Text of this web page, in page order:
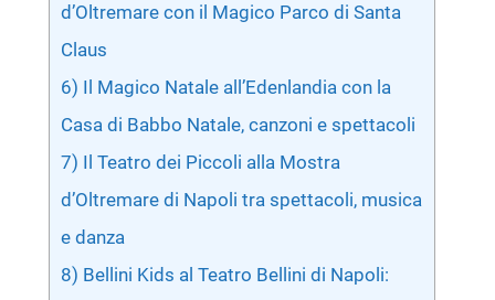
d’Oltremare con il Magico Parco di Santa
Claus
6) Il Magico Natale all’Edenlandia con la
Casa di Babbo Natale, canzoni e spettacoli
7) Il Teatro dei Piccoli alla Mostra
d’Oltremare di Napoli tra spettacoli, musica
e danza
8) Bellini Kids al Teatro Bellini di Napoli: